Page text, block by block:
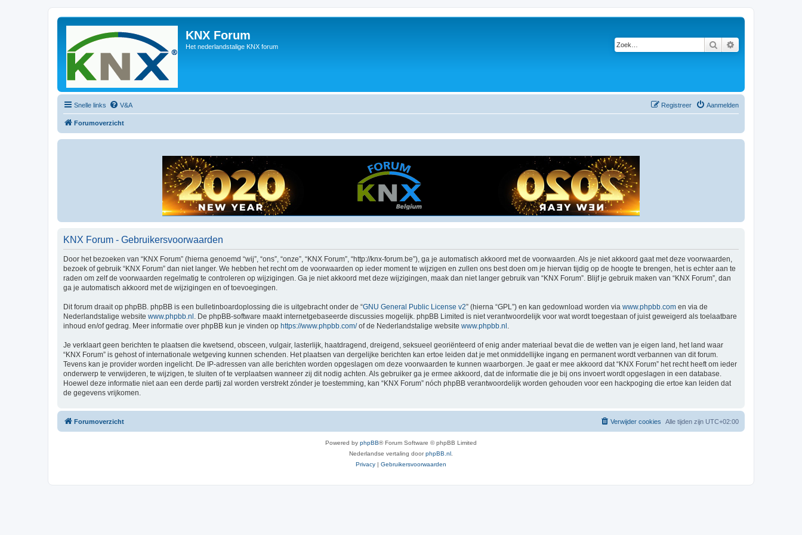
KNX Forum
Het nederlandstalige KNX forum Zoek
Snelle links V&A Aanmelden
Registreer
Forumoverzicht
KNX Forum - Gebruikersvoorwaarden
Door het bezoeken van “KNX Forum” (hierna genoemd “wij”, “ons”, “onze”, “KNX Forum”, “http://knx-forum.be”), ga je automatisch akkoord met de voorwaarden. Als je niet akkoord gaat met deze voorwaarden,
bezoek of gebruik “KNX Forum” dan niet langer. We hebben het recht om de voorwaarden op ieder moment te wijzigen en zullen ons best doen om je hiervan tijdig op de hoogte te brengen, het is echter aan te
raden om zelf de voorwaarden regelmatig te controleren op wijzigingen. Ga je niet akkoord met deze wijzigingen, maak dan niet langer gebruik van “KNX Forum”. Blijf je gebruik maken van “KNX Forum”, dan
ga je automatisch akkoord met de wijzigingen en of toevoegingen.
Dit forum draait op phpBB. phpBB is een bulletinboardoplossing die is uitgebracht onder de “GNU General Public License v2” (hierna “GPL”) en kan gedownload worden via www.phpbb.com en via de
Nederlandstalige website www.phpbb.nl . De phpBB-software maakt internetgebaseerde discussies mogelijk. phpBB Limited is niet verantwoordelijk voor wat wordt toegestaan of juist geweigerd als toelaatbare
inhoud en/of gedrag. Meer informatie over phpBB kun je vinden op https://www.phpbb.com/of de Nederlandstalige website www.phpbb.nl .
Je verklaart geen berichten te plaatsen die kwetsend, obsceen, vulgair, lasterlijk, haatdragend, dreigend, seksueel georiënteerd of enig ander materiaal bevat die de wetten van je eigen land, het land waar
“KNX Forum” is gehost of internationale wetgeving kunnen schenden. Het plaatsen van dergelijke berichten kan ertoe leiden dat je met onmiddellijke ingang en permanent wordt verbannen van dit forum.
Tevens kan je provider worden ingelicht. De IP-adressen van alle berichten worden opgeslagen om deze voorwaarden te kunnen waarborgen. Je gaat er mee akkoord dat “KNX Forum” het recht heeft om ieder
onderwerp te verwijderen, te wijzigen, te sluiten of te verplaatsen wanneer zij dit nodig achten. Als gebruiker ga je ermee akkoord, dat de informatie die je bij ons invoert wordt opgeslagen in een database.
Hoewel deze informatie niet aan een derde partij zal worden verstrekt zónder je toestemming, kan “KNX Forum” nóch phpBB verantwoordelijk worden gehouden voor een hackpoging die ertoe kan leiden dat
de gegevens vrijkomen.
Forumoverzicht Alle tijden zijn UTC+02:00
Verwijder cookies
Powered by phpBB® Forum Software © phpBB Limited
Nederlandse vertaling doorphpBB.nl
Privacy | Gebruikersvoorwaarden